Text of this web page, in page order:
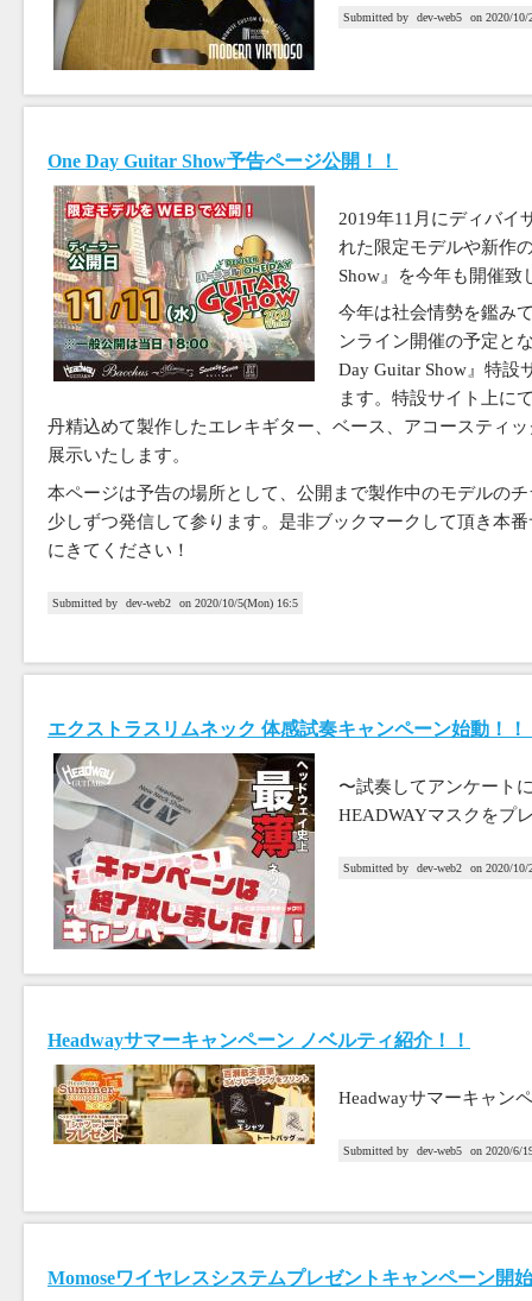
Submitted by dev-web5 on 2020/10/
One Day Guitar Show予告ページ公開！！
2019年11月にディバイ
れた限定モデルや新作
Show』を今年も開催致
今年は社会情勢を鑑み
ンライン開催の予定と
Day Guitar Show』特設
ます。特設サイト上に
丹精込めて製作したエレキギター、ベース、アコースティ
展示いたします。
本ページは予告の場所として、公開まで製作中のモデルの
少しずつ発信して参ります。是非ブックマークして頂き本
にきてください！
Submitted by dev-web2 on 2020/10/5(Mon) 16:5
エクストラスリムネック 体感試奏キャンペーン始動！！
〜試奏してアンケート
HEADWAYマスクをプ
Submitted by dev-web2 on 2020/10/
Headwayサマーキャンペーン ノベルティ紹介！！
Headwayサマーキャン
Submitted by dev-web5 on 2020/6/
Momoseワイヤレスシステムプレゼントキャンペーン開